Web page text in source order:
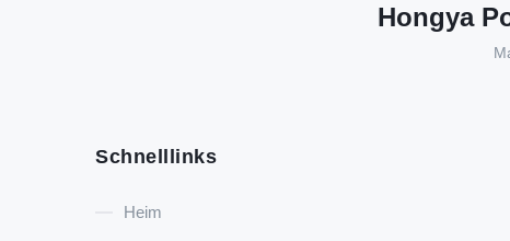
Hongya
Schnelllinks
Heim